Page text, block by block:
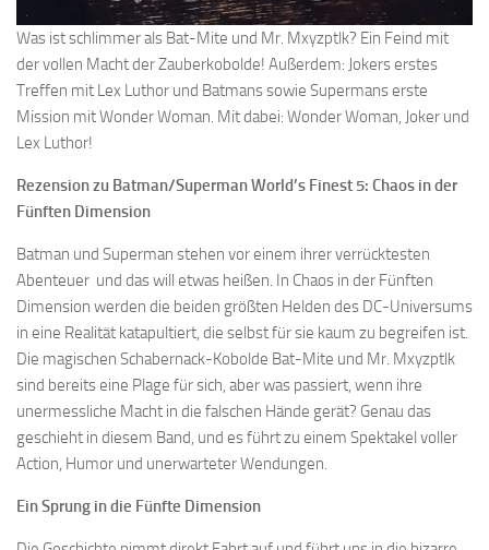
Was ist schlimmer als Bat-Mite und Mr. Mxyzptlk? Ein Feind mit
der vollen Macht der Zauberkobolde! Außerdem: Jokers erstes
Treffen mit Lex Luthor und Batmans sowie Supermans erste
Mission mit Wonder Woman. Mit dabei: Wonder Woman, Joker und
Lex Luthor!
Rezension zu Batman/Superman World’s Finest 5: Chaos in der
Fünften Dimension
Batman und Superman stehen vor einem ihrer verrücktesten
Abenteuer und das will etwas heißen. In Chaos in der Fünften
Dimension werden die beiden größten Helden des DC-Universums
in eine Realität katapultiert, die selbst für sie kaum zu begreifen ist.
Die magischen Schabernack-Kobolde Bat-Mite und Mr. Mxyzptlk
sind bereits eine Plage für sich, aber was passiert, wenn ihre
unermessliche Macht in die falschen Hände gerät? Genau das
geschieht in diesem Band, und es führt zu einem Spektakel voller
Action, Humor und unerwarteter Wendungen.
Ein Sprung in die Fünfte Dimension